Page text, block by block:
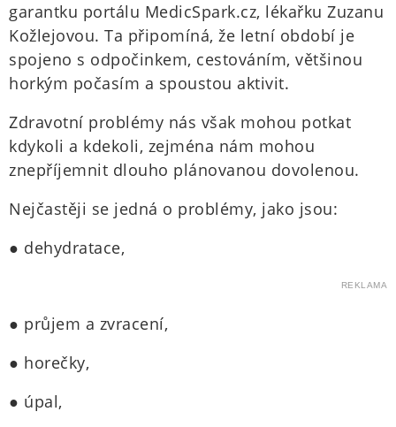
garantku portálu MedicSpark.cz, lékařku Zuzanu
Kožlejovou. Ta připomíná, že letní období je
spojeno s odpočinkem, cestováním, většinou
horkým počasím a spoustou aktivit.
Zdravotní problémy nás však mohou potkat
kdykoli a kdekoli, zejména nám mohou
znepříjemnit dlouho plánovanou dovolenou.
Nejčastěji se jedná o problémy, jako jsou:
● dehydratace,
REKLAMA
● průjem a zvracení,
● horečky,
● úpal,